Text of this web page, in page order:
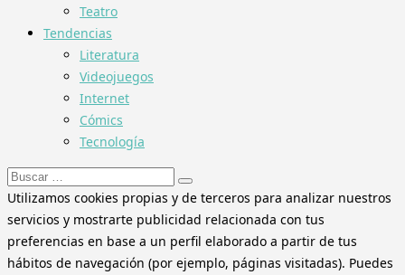
Teatro
Tendencias
Literatura
Videojuegos
Internet
Cómics
Tecnología
Buscar:
Utilizamos cookies propias y de terceros para analizar nuestros
servicios y mostrarte publicidad relacionada con tus
preferencias en base a un perfil elaborado a partir de tus
hábitos de navegación (por ejemplo, páginas visitadas). Puedes